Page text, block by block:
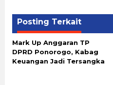
Posting Terkait
Mark Up Anggaran TP
DPRD Ponorogo, Kabag
Keuangan Jadi Tersangka